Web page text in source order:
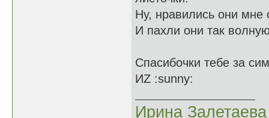
Ну, нравились они мне
И пахли они так
Спасибочки тебе за
ИZ :sunny:
Ирина Залетаева